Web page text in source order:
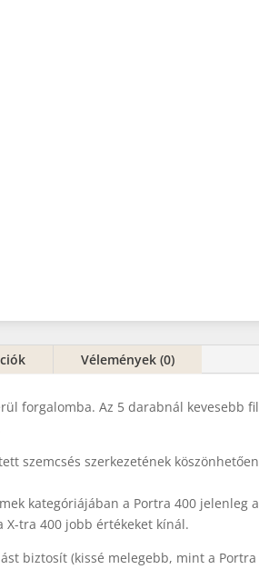
Vélemények (0)
forgalomba. Az 5 darabnál
szemcsés szerkezetének
kategóriájában a Portra 400
X-tra 400 jobb értékeket kínál.
biztosít (kissé melegebb, mint a